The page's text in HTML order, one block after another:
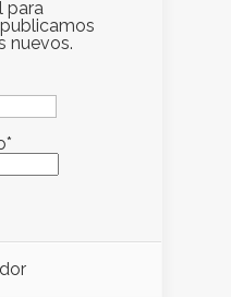
para
nuevos.